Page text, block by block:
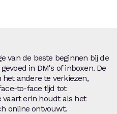
van de beste beginnen bij de
in DM's of inboxen. De
andere te verkiezen,
to-face tijd tot
vaart erin houdt als het
online ontvouwt.